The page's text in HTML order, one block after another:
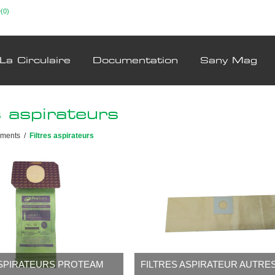
(0)
La Circulaire Documentation Sany Mag
aspirateurs
/ Filtres aspirateurs
PROTEAM FILTRES ASPIRATEUR